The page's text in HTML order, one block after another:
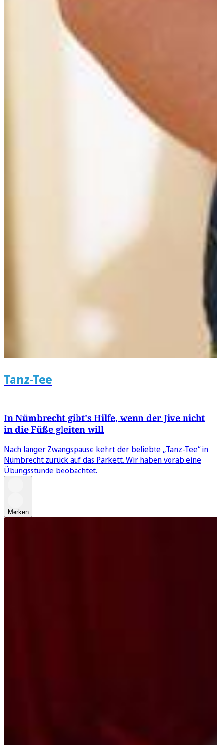
Tanz-Tee
In Nümbrecht gibt's Hilfe, wenn der Jive nicht
in die Füße gleiten will
Nach langer Zwangspause kehrt der beliebte „Tanz-Tee“ in
Nümbrecht zurück auf das Parkett. Wir haben vorab eine
Übungsstunde beobachtet.
Merken